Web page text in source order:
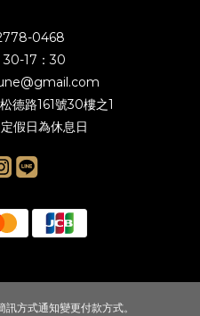
0468
17：30
德路161號30樓之1
假日為休息日
方式通知變更付款方式。